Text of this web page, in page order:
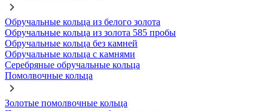
Обручальные кольца из белого золота
Обручальные кольца из золота 585 пробы
Обручальные кольца без камней
Обручальные кольца с камнями
Серебряные обручальные кольца
Помолвочные кольца
Золотые помолвочные кольца